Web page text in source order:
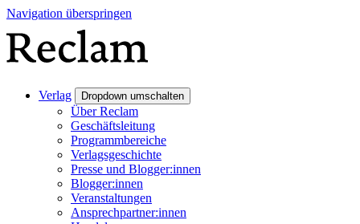
Navigation überspringen
Verlag Dropdown umschalten
Über Reclam
Geschäftsleitung
Programmbereiche
Verlagsgeschichte
Presse und Blogger:innen
Blogger:innen
Veranstaltungen
Ansprechpartner:innen